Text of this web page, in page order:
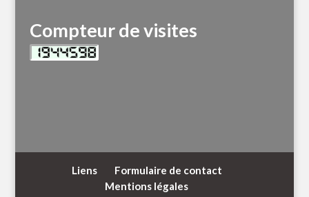
Compteur de visites
Liens
Formulaire de contact
Mentions légales